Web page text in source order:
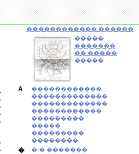
������������ ������
�����
�������
�� �����
�����
A
������������
�������������
�������������
������������
���������
�����
���������
��������
�
�-� �������